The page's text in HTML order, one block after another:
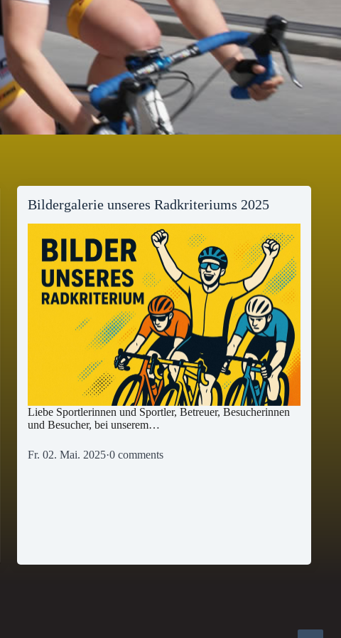
Bildergalerie unseres Radkriteriums 2025
Liebe Sportlerinnen und Sportler, Betreuer, Besucherinnen
und Besucher, bei unserem…
Fr. 02. Mai. 2025·0 comments